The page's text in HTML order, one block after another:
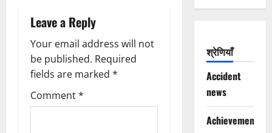
v
i
g
a
t
Leave a Reply
Your email address will not
be published. Required
fields are marked *
Comment*
श्रेणियाँ
Accident
news
Achievements